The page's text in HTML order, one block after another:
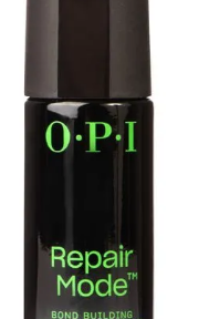
10. centella